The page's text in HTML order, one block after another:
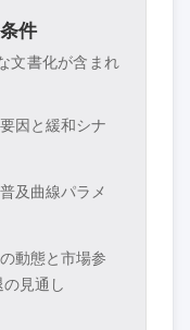
件
文書化が含まれ
因と緩和シナ
及曲線パラメ
動態と市場参
見通し